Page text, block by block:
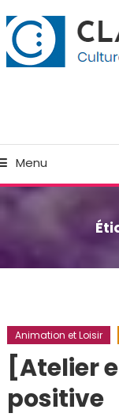
Menu
Animation et Loisir
[Atelier
positive